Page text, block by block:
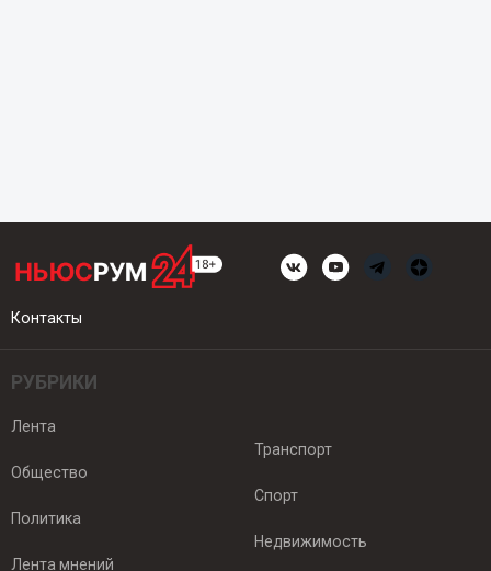
Контакты
РУБРИКИ
Лента
Общество
Политика
Лента мнений
Транспорт
Спорт
Недвижимость